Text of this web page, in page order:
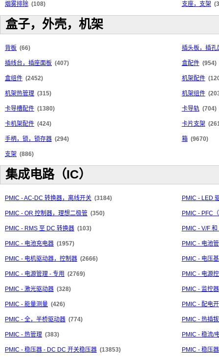
烟雾排除 (108) 支座，支架
盒子，外壳，机架
背板 (66) 插头板，插孔
插线台，插座面板 (407) 盒配件 (954)
盒组件 (2452) 机架配件
机架热管理 (315) 机架组件
卡导槽配件 (1380) 卡导轨 (704)
卡机架配件 (424) 卡片支架
手柄，锁，锁存器 (294) 箱 (9670)
支架 (886)
集成电路（IC）
PMIC - AC-DC 转换器，离线开关 (3184) PMIC - LED
PMIC - OR 控制器，理想二极管 (350) PMIC - PFC
PMIC - RMS 至 DC 转换器 (103) PMIC - V/F
PMIC - 电池充电器 (1957) PMIC - 电池
PMIC - 电机驱动器，控制器 (2666) PMIC - 电压
PMIC - 电源管理 - 专用 (2769) PMIC - 电源
PMIC - 激光驱动器 (328) PMIC - 监控器
PMIC - 能量测量 (426) PMIC - 配电
PMIC - 全，半桥驱动器 (774) PMIC - 热插
PMIC - 热管理 (383) PMIC - 稳流/
PMIC - 稳压器 - DC DC 开关稳压器 (13853) PMIC - 稳压